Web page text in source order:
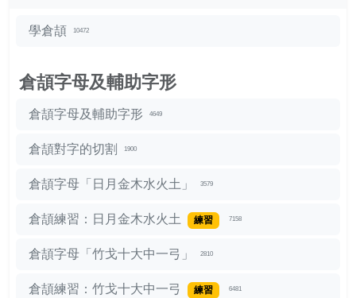
學倉頡 10472
倉頡字母及輔助字形
倉頡字母及輔助字形 4649
倉頡對字的切割 1900
倉頡字母「日月金木水火土」 3579
倉頡練習：日月金木水火土 練習 7158
倉頡字母「竹戈十大中一弓」 2810
倉頡練習：竹戈十大中一弓 練習 6481